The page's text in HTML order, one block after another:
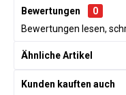
Bewertungen
0
Bewertungen lesen,
Ähnliche Artikel
Kunden kauften auch